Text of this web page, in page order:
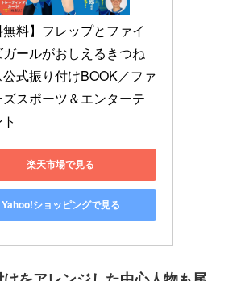
無料】フレップとファイ
ガールがおしえるきつね
公式振り付けBOOK／ファ
スポーツ＆エンターテ
楽天市場で見る
Yahoo!ショッピングで見る